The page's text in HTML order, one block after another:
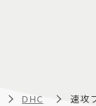
DHC 速攻